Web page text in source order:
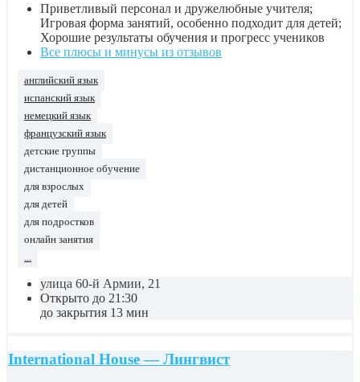
Приветливый персонал и дружелюбные учителя;
Игровая форма занятий, особенно подходит для детей;
Хорошие результаты обучения и прогресс учеников
Все плюсы и минусы из отзывов
английский язык
испанский язык
немецкий язык
французский язык
детские группы
дистанционное обучение
для взрослых
для детей
для подростков
онлайн занятия
улица 60-й Армии, 21
Открыто до 21:30
до закрытия 13 мин
International House — Лингвист